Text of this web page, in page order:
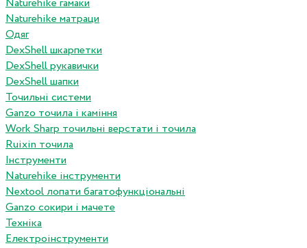
Naturehike гамаки
Naturehike матраци
Одяг
DexShell шкарпетки
DexShell рукавички
DexShell шапки
Точильні системи
Ganzo точила і каміння
Work Sharp точильні верстати і точила
Ruixin точила
Інструменти
Naturehike інструменти
Nextool лопати багатофункціональні
Ganzo сокири і мачете
Техніка
Електроінструменти